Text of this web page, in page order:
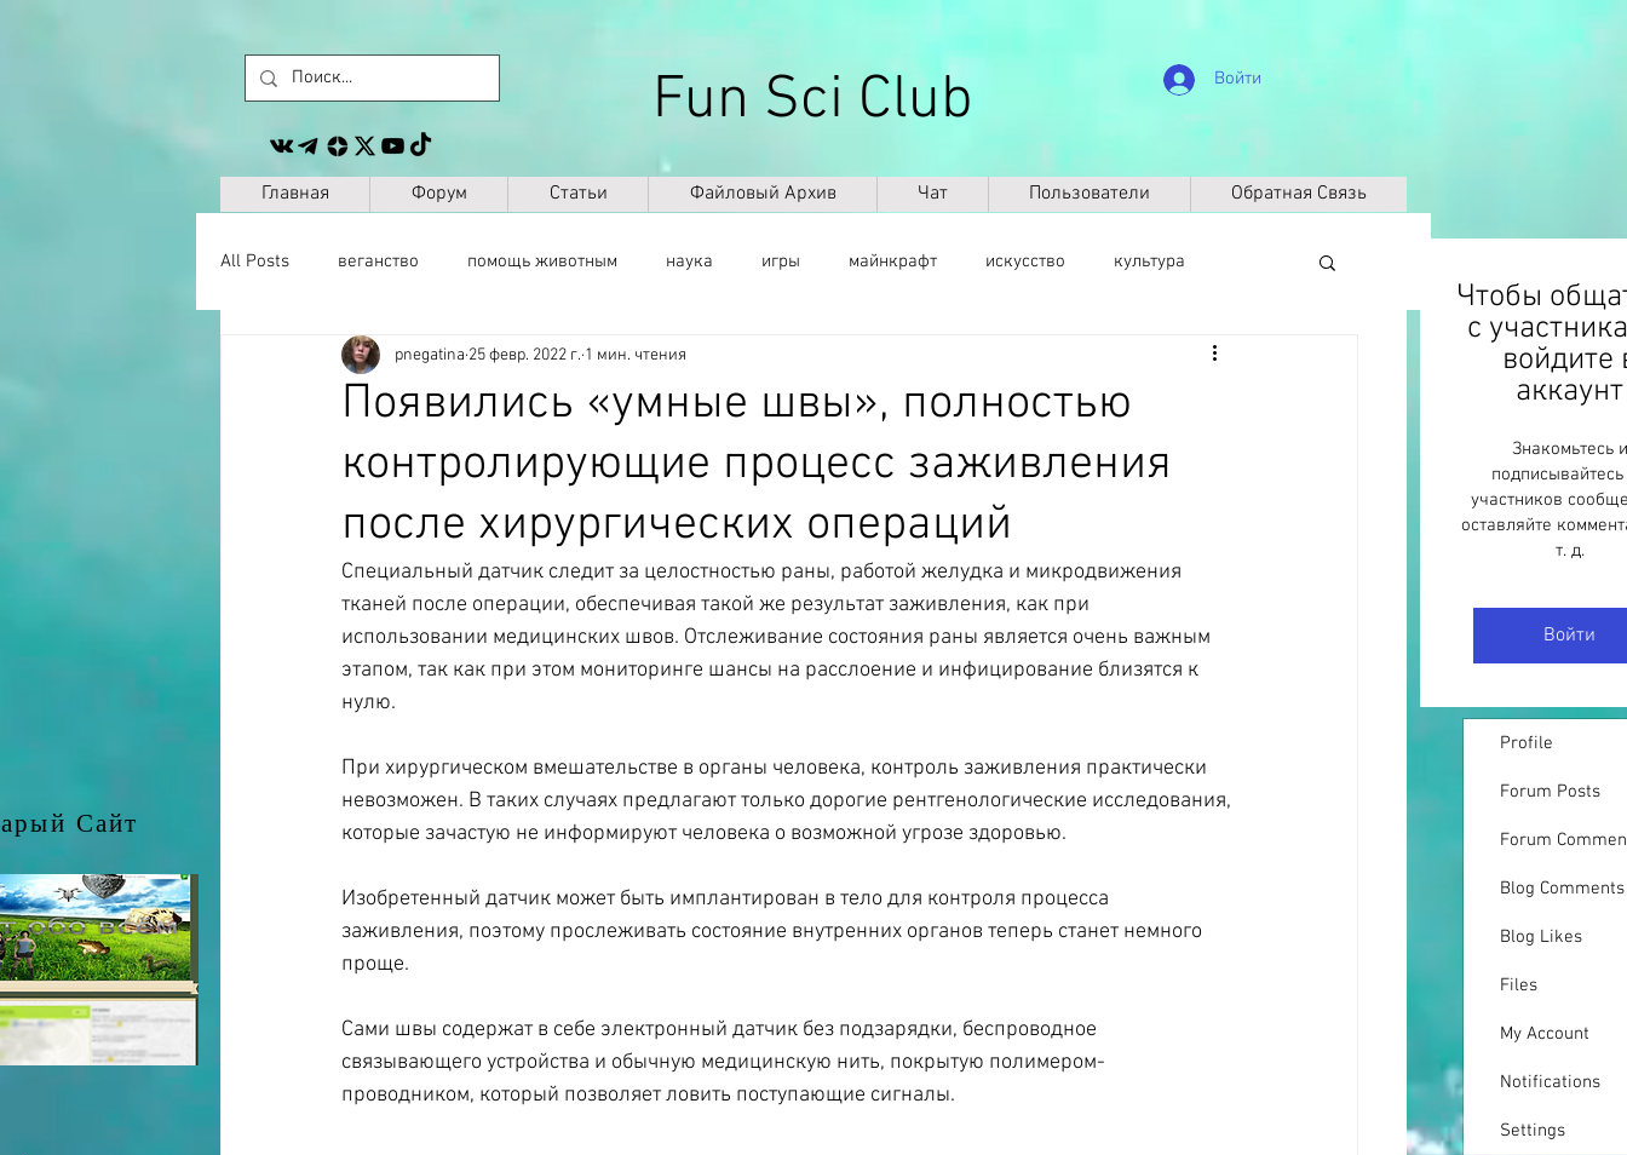
Fun Sci Club Войти
Главная Форум Статьи Файловый Архив Чат Пользователи Обратная Связь
All Posts веганство помощь животным наука игры майнкрафт искусство культура
животные сайт другое саморазвитие биография
антропология космос география палеонтология динозавры Климат
Появились «умные швы», полностью
контролирующие процесс заживления
после хирургических операций
pnegatina 25 февр. 2022 г. 1 мин. чтения
Специальный датчик следит за целостностью раны, работой желудка и микродвижения
тканей после операции, обеспечивая такой же результат заживления, как при
использовании медицинских швов. Отслеживание состояния раны является очень важным
этапом, так как при этом мониторинге шансы на расслоение и инфицирование близятся к
нулю.
При хирургическом вмешательстве в органы человека, контроль заживления практически
невозможен. В таких случаях предлагают только дорогие рентгенологические исследования,
которые зачастую не информируют человека о возможной угрозе здоровью.
Изобретенный датчик может быть имплантирован в тело для контроля процесса
заживления, поэтому прослеживать состояние внутренних органов теперь станет немного
проще.
Сами швы содержат в себе электронный датчик без подзарядки, беспроводное
связывающего устройства и обычную медицинскую нить, покрытую полимером-
проводником, который позволяет ловить поступающие сигналы.
Чтобы
с
войдите
аккаунт
Знакомьтесь и
участников
оставляйте
т. д.
Войти
Profile
Forum Posts
Forum
Blog Comments
Blog Likes
Files
My Account
Notifications
Settings
Сайт